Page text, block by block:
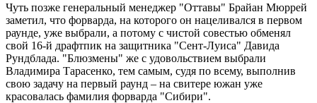
Чуть позже генеральный менеджер "Оттавы" Брайан Мюррей
заметил, что форварда, на которого он нацеливался в первом
раунде, уже выбрали, а потому с чистой совестью обменял
свой 16-й драфтпик на защитника "Сент-Луиса" Давида
Рундблада. "Блюзмены" же с удовольствием выбрали
Владимира Тарасенко, тем самым, судя по всему, выполнив
свою задачу на первый раунд – на свитере южан уже
красовалась фамилия форварда "Сибири".